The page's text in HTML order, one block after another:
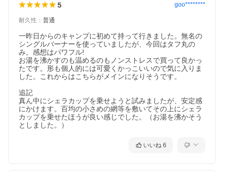
5 goo********
耐久性 ： 普通
一昨日からのキャンプに初めて持って行きました。無名の
シングルバーナーを使っていましたが、今回はタフ丸の
み。感想はパワフル!
お湯を沸かすのも温めるのもノンストレスで買って良かっ
たです。形も個人的には可愛くかっこいいので気に入りま
した。これからはこちらがメインになりそうです。
追記
真ん中にシェラカップを乗せようと試みましたが、安定感
にかけます。百均の小さめの網等を敷いてその上にシェラ
カップを乗せたほうが良い感じでした。（お湯を沸かそう
としました。）
いいね 6